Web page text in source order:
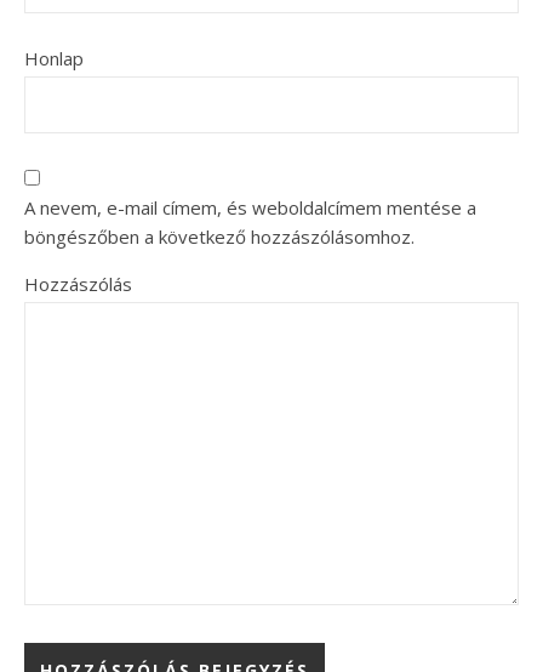
Honlap
A nevem, e-mail címem, és weboldalcímem mentése a
böngészőben a következő hozzászólásomhoz.
Hozzászólás